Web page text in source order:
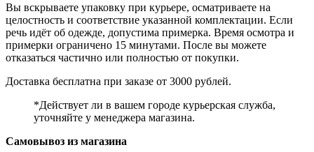
Вы вскрываете упаковку при курьере, осматриваете на
целостность и соответствие указанной комплектации. Если
речь идёт об одежде, допустима примерка. Время осмотра и
примерки ограничено 15 минутами. После вы можете
отказаться частично или полностью от покупки.
Доставка бесплатна при заказе от 3000 рублей.
*Действует ли в вашем городе курьерская служба,
уточняйте у менеджера магазина.
Самовывоз из магазина